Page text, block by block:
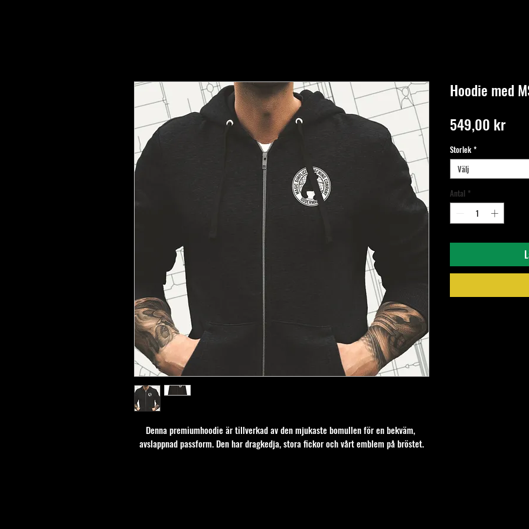
Denna premiumhoodie är tillverkad av den mjukaste bomullen för en bekväm,
avslappnad passform. Den har dragkedja, stora fickor och vårt emblem på bröstet.
Hoodie med
549,00 krPris
Storlek *
Välj
Antal *